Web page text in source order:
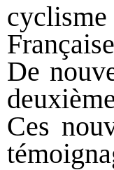
De
Ces